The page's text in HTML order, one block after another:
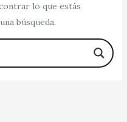
lo que estás
búsqueda.